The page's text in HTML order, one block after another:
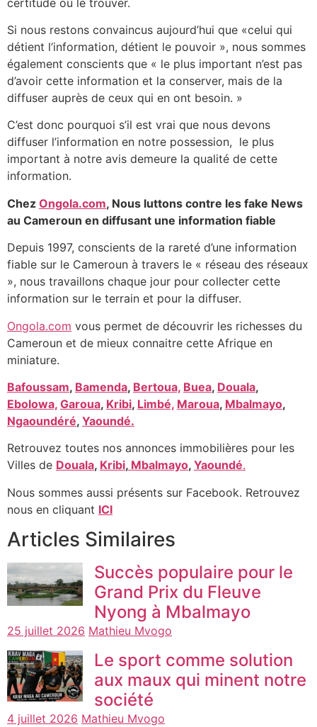
Si nous restons convaincus aujourd’hui que «celui qui
détient l’information, détient le pouvoir », nous sommes
également conscients que « le plus important n’est pas
d’avoir cette information et la conserver, mais de la
diffuser auprès de ceux qui en ont besoin. »
C’est donc pourquoi s’il est vrai que nous devons
diffuser l’information en notre possession, le plus
important à notre avis demeure la qualité de cette
information.
Chez Ongola.com, Nous luttons contre les fake News
au Cameroun en diffusant une information fiable
Depuis 1997, conscients de la rareté d’une information
fiable sur le Cameroun à travers le « réseau des réseaux
», nous travaillons chaque jour pour collecter cette
information sur le terrain et pour la diffuser.
Ongola.com vous permet de découvrir les richesses du
Cameroun et de mieux connaitre cette Afrique en
miniature.
Bafoussam, Bamenda, Bertoua, Buea, Douala,
Ebolowa, Garoua, Kribi, Limbé, Maroua, Mbalmayo,
Ngaoundéré, Yaoundé.
Retrouvez toutes nos annonces immobilières pour les
Villes de Douala, Kribi, Mbalmayo, Yaoundé.
Nous sommes aussi présents sur Facebook. Retrouvez
nous en cliquant ICI
Articles Similaires
Succès populaire pour le
Grand Prix du Fleuve
Nyong à Mbalmayo
25 juillet 2026 Mathieu Mvogo
Le sport comme solution
aux maux qui minent notre
société
4 juillet 2026 Mathieu Mvogo